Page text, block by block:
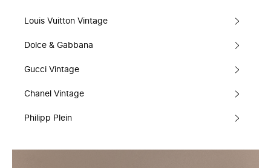
Louis Vuitton Vintage
Dolce & Gabbana
Gucci Vintage
Chanel Vintage
Philipp Plein